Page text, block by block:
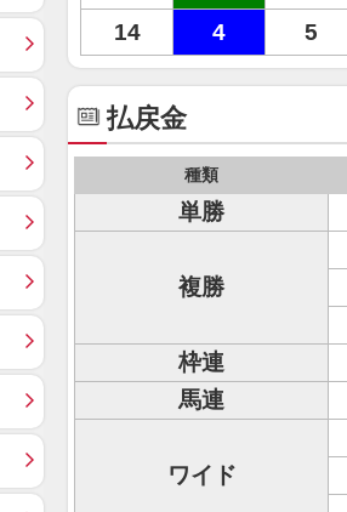
14
4 5
払戻金
種類
単勝
複勝
枠連
馬連
ワイド